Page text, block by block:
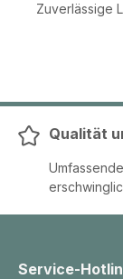
Zuverlässige
Qualität
Service-